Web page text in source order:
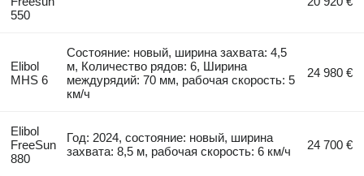
550
Elibol
MHS 6
Состояние: новый, ширина захвата: 4,5
м, Количество рядов: 6, Ширина
междурядий: 70 мм, рабочая скорость: 5
км/ч
24 980 €
Elibol
FreeSun
880
Год: 2024, состояние: новый, ширина
захвата: 8,5 м, рабочая скорость: 6 км/ч
24 700 €